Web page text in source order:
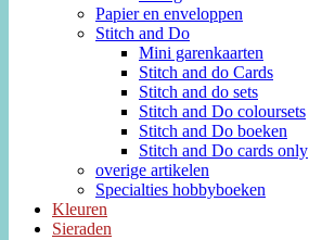
Papier en enveloppen
Stitch and Do
Mini garenkaarten
Stitch and do Cards
Stitch and do sets
Stitch and Do coloursets
Stitch and Do boeken
Stitch and Do cards only
overige artikelen
Specialties hobbyboeken
Kleuren
Sieraden